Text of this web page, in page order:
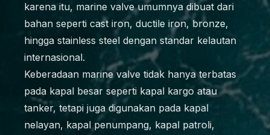
karena itu, marine valve umumnya dibuat dari
bahan seperti cast iron, ductile iron, bronze,
hingga stainless steel dengan standar kelautan
internasional.
Keberadaan marine valve tidak hanya terbatas
pada kapal besar seperti kapal kargo atau
tanker, tetapi juga digunakan pada kapal
nelayan, kapal penumpang, kapal patroli,